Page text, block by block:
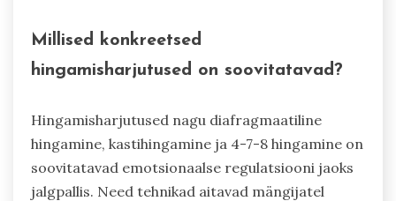
Millised konkreetsed
hingamisharjutused on soovitatavad?
Hingamisharjutused nagu diafragmaatiline
hingamine, kastihingamine ja 4-7-8 hingamine on
soovitatavad emotsionaalse regulatsiooni jaoks
jalgpallis. Need tehnikad aitavad mängijatel